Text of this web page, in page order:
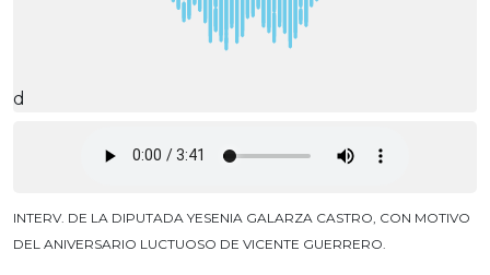
d
INTERV. DE LA DIPUTADA YESENIA GALARZA CASTRO, CON MOTIVO
DEL ANIVERSARIO LUCTUOSO DE VICENTE GUERRERO.